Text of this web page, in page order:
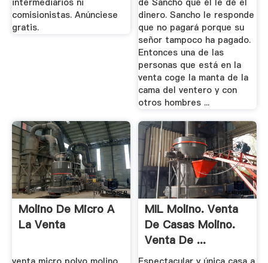
comisionistas. Anúnciese
gratis.
dinero. Sancho le responde
que no pagará porque su
señor tampoco ha pagado.
Entonces una de las
personas que está en la
venta coge la manta de la
cama del ventero y con
otros hombres ...
Molino De Micro A
La Venta
MIL Molino. Venta
De Casas Molino.
Venta De ...